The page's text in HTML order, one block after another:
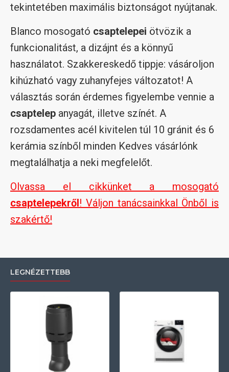
tekintetében maximális biztonságot nyújtanak.
Blanco mosogató csaptelepei ötvözik a
funkcionalitást, a dizájnt és a könnyű
használatot. Szakkereskedő tippje: vásároljon
kihúzható vagy zuhanyfejes változatot! A
választás során érdemes figyelembe vennie a
csaptelep anyagát, illetve színét. A
rozsdamentes acél kivitelen túl 10 gránit és 6
kerámia színből minden Kedves vásárlónk
megtalálhatja a neki megfelelőt.
Olvassa el cikkünket a mosogató
csaptelepekről! Váljon tanácsainkkal Önből is
szakértő!
LEGNÉZETTEBB